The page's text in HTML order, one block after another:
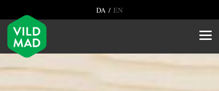
DA / EN